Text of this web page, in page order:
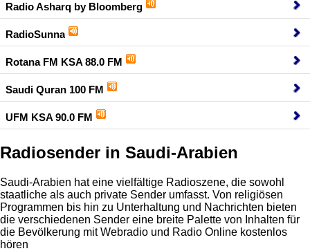
Radio Asharq by Bloomberg
RadioSunna
Rotana FM KSA 88.0 FM
Saudi Quran 100 FM
UFM KSA 90.0 FM
Radiosender in Saudi-Arabien
Saudi-Arabien hat eine vielfältige Radioszene, die sowohl
staatliche als auch private Sender umfasst. Von religiösen
Programmen bis hin zu Unterhaltung und Nachrichten bieten
die verschiedenen Sender eine breite Palette von Inhalten für
die Bevölkerung mit Webradio und Radio Online kostenlos
hören